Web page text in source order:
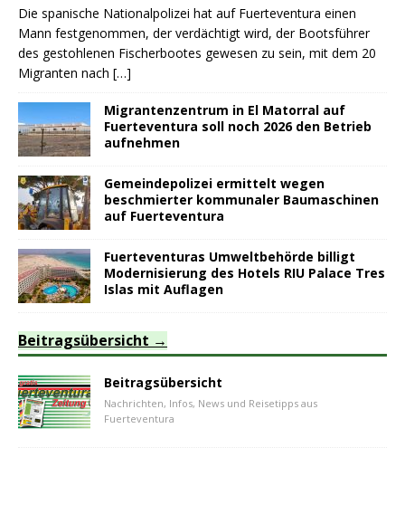
Die spanische Nationalpolizei hat auf Fuerteventura einen
Mann festgenommen, der verdächtigt wird, der Bootsführer
des gestohlenen Fischerbootes gewesen zu sein, mit dem 20
Migranten nach […]
Migrantenzentrum in El Matorral auf
Fuerteventura soll noch 2026 den Betrieb
aufnehmen
Gemeindepolizei ermittelt wegen
beschmierter kommunaler Baumaschinen
auf Fuerteventura
Fuerteventuras Umweltbehörde billigt
Modernisierung des Hotels RIU Palace Tres
Islas mit Auflagen
Beitragsübersicht
Beitragsübersicht
Nachrichten, Infos, News und Reisetipps aus
Fuerteventura